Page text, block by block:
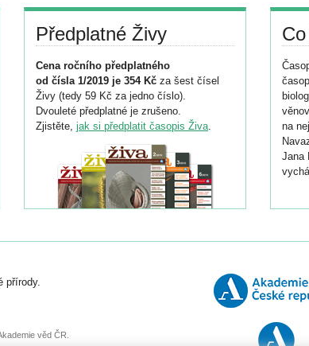
Předplatné Živy
Cena ročního předplatného
od čísla 1/2019 je 354 Kč za šest čísel
Živy (tedy 59 Kč za jedno číslo).
Dvouleté předplatné je zrušeno.
Zjistěte, jak si předplatit časopis Živa.
na
Jana
přírody.
věd ČR.